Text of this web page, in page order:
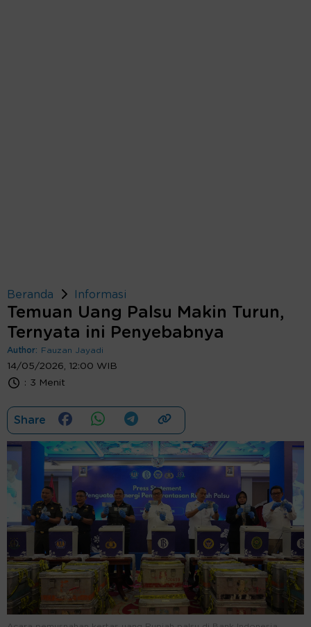
Beranda Informasi
Temuan Uang Palsu Makin Turun,
Ternyata ini Penyebabnya
Author: Fauzan Jayadi
14/05/2026, 12:00 WIB
: 3 Menit
Share